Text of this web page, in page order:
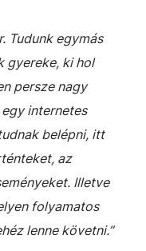
Tudunk egymás
gyereke, ki hol
persze nagy
internetes
belépni, itt
az
Illetve
folyamatos
lenne követni.”